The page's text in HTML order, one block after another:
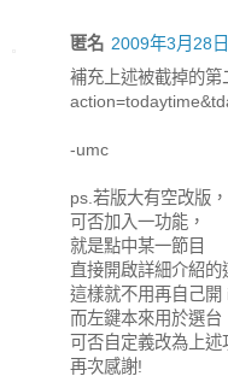
匿名 2009年3月28
補充上述被截掉的第
-umc
ps.若版大有空改版，
可否加入一功能，
就是點中某一節目
直接開啟詳細介紹的
這樣就不用再自己開
而左鍵本來用於選台
可否自定義改為上述
再次感謝!